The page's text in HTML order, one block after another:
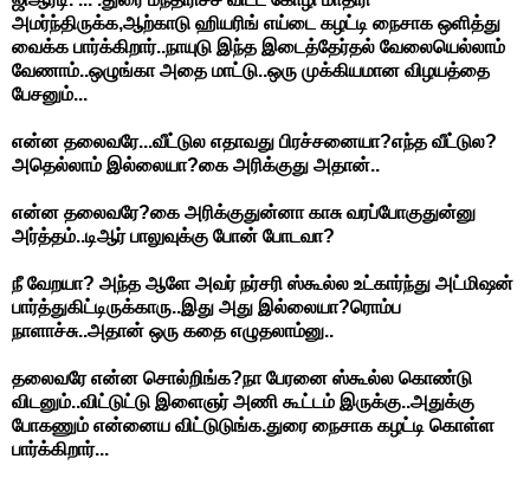
அமர்ந்திருக்க,ஆற்காடு ஹியரிங் எய்டை கழட்டி நைசாக ஒளித்து
வைக்க பார்க்கிறார்..நாயுடு இந்த இடைத்தேர்தல் வேலையெல்லாம்
வேணாம்..ஒழுங்கா அதை மாட்டு..ஒரு முக்கியமான விழயத்தை
பேசனும்...
என்ன தலைவரே...வீட்டுல எதாவது பிரச்சனையா?எந்த வீட்டுல?
அதெல்லாம் இல்லையா?கை அரிக்குது அதான்..
என்ன தலைவரே?கை அரிக்குதுன்னா காசு வரப்போகுதுன்னு
அர்த்தம்..டிஆர் பாலுவுக்கு போன் போடவா?
நீ வேறயா? அந்த ஆளே அவர் நர்சரி ஸ்கூல்ல உட்கார்ந்து அட்மிஷன்
பார்த்துகிட்டிருக்காரு..இது அது இல்லையா?ரொம்ப
நாளாச்சு..அதான் ஒரு கதை எழுதலாம்னு..
தலைவரே என்ன சொல்றிங்க?நா பேரனை ஸ்கூல்ல கொண்டு
விடனும்..விட்டுட்டு இளைஞர் அணி கூட்டம் இருக்கு..அதுக்கு
போகணும் என்னைய விட்டுடுங்க.துரை நைசாக கழட்டி கொள்ள
பார்க்கிறார்...